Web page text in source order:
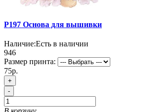
P197 Основа для вышивки
Наличие:Есть в наличии
946
Размер принта:
75р.
+
-